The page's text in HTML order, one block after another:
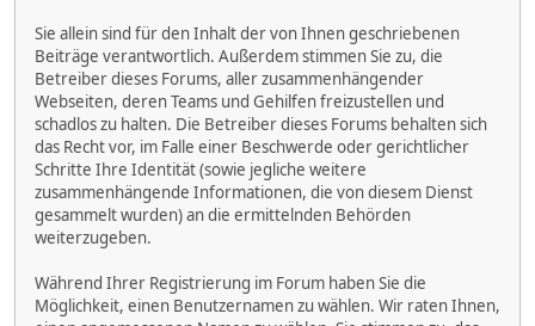
Sie allein sind für den Inhalt der von Ihnen geschriebenen
Beiträge verantwortlich. Außerdem stimmen Sie zu, die
Betreiber dieses Forums, aller zusammenhängender
Webseiten, deren Teams und Gehilfen freizustellen und
schadlos zu halten. Die Betreiber dieses Forums behalten sich
das Recht vor, im Falle einer Beschwerde oder gerichtlicher
Schritte Ihre Identität (sowie jegliche weitere
zusammenhängende Informationen, die von diesem Dienst
gesammelt wurden) an die ermittelnden Behörden
weiterzugeben.
Während Ihrer Registrierung im Forum haben Sie die
Möglichkeit, einen Benutzernamen zu wählen. Wir raten Ihnen,